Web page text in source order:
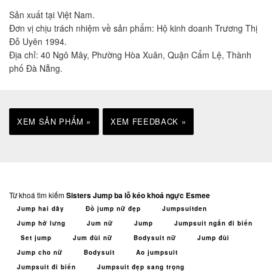
Sản xuất tại Việt Nam.
Đơn vị chịu trách nhiệm về sản phẩm: Hộ kinh doanh Trương Thị
Đỗ Uyên 1994.
Địa chỉ: 40 Ngô Mây, Phường Hòa Xuân, Quận Cẩm Lệ, Thành
phố Đà Nẵng.
XEM SẢN PHẨM » XEM FEEDBACK »
Từ khoá tìm kiếmSisters Jump ba lỗ kéo khoá ngực Esmee
Jump hai dây Đồ jump nữ đẹp
Jumpsuitden
Jump hở lưng
Jum nữ Jump
Jumpsuit ngắn đi biển
Set jump
Jum đùi nữ Bodysuit nữ
Jump đùi
Jump cho nữ
Bodysuit
Ao jumpsuit
Jumpsuit đi biển
Jumpsuit đẹp sang trọng